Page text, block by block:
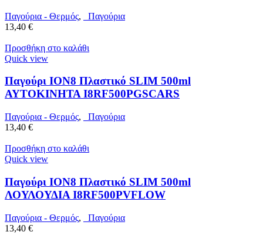
Παγούρια - Θερμός,
Παγούρια
13,40 €
Προσθήκη στο καλάθι
Quick view
Παγούρι ION8 Πλαστικό SLIM 500ml
ΑΥΤΟΚΙΝΗΤΑ I8RF500PGSCARS
Παγούρια - Θερμός,
Παγούρια
13,40 €
Προσθήκη στο καλάθι
Quick view
Παγούρι ION8 Πλαστικό SLIM 500ml
ΛΟΥΛΟΥΔΙΑ I8RF500PVFLOW
Παγούρια - Θερμός,
Παγούρια
13,40 €